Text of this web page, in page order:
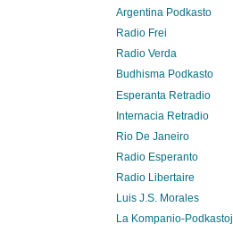
Argentina Podkasto
Radio Frei
Radio Verda
Budhisma Podkasto
Esperanta Retradio
Internacia Retradio
Rio De Janeiro
Radio Esperanto
Radio Libertaire
Luis J.S. Morales
La Kompanio-Podkastoj